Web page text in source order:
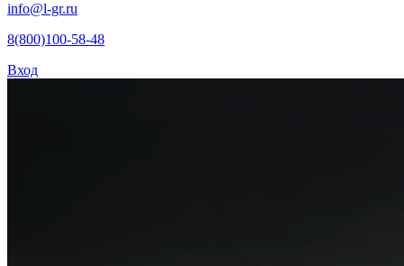
info@l-gr.ru
8(800)100-58-48
Вход